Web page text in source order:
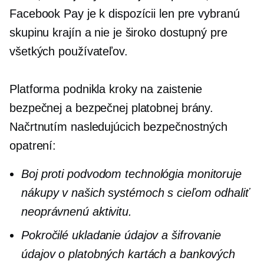
Facebook Pay je k dispozícii len pre vybranú
skupinu krajín a nie je široko dostupný pre
všetkých používateľov.
Platforma podnikla kroky na zaistenie
bezpečnej a bezpečnej platobnej brány.
Načrtnutím nasledujúcich bezpečnostných
opatrení:
Boj proti podvodom technológia monitoruje
nákupy v našich systémoch s cieľom odhaliť
neoprávnenú aktivitu.
Pokročilé ukladanie údajov a šifrovanie
údajov o platobných kartách a bankových